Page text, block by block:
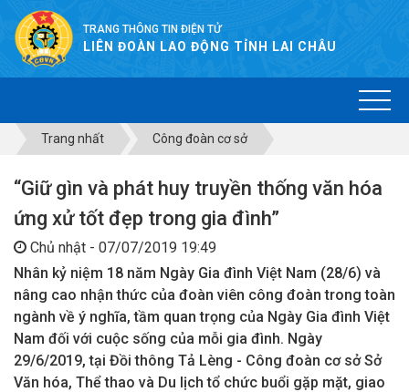
TRANG THÔNG TIN ĐIỆN TỬ
LIÊN ĐOÀN LAO ĐỘNG TỈNH LAI CHÂU
Trang nhất Công đoàn cơ sở
“Giữ gìn và phát huy truyền thống văn hóa
ứng xử tốt đẹp trong gia đình”
Chủ nhật - 07/07/2019 19:49
Nhân kỷ niệm 18 năm Ngày Gia đình Việt Nam (28/6) và
nâng cao nhận thức của đoàn viên công đoàn trong toàn
ngành về ý nghĩa, tầm quan trọng của Ngày Gia đình Việt
Nam đối với cuộc sống của mỗi gia đình. Ngày
29/6/2019, tại Đồi thông Tả Lèng - Công đoàn cơ sở Sở
Văn hóa, Thể thao và Du lịch tổ chức buổi gặp mặt, giao